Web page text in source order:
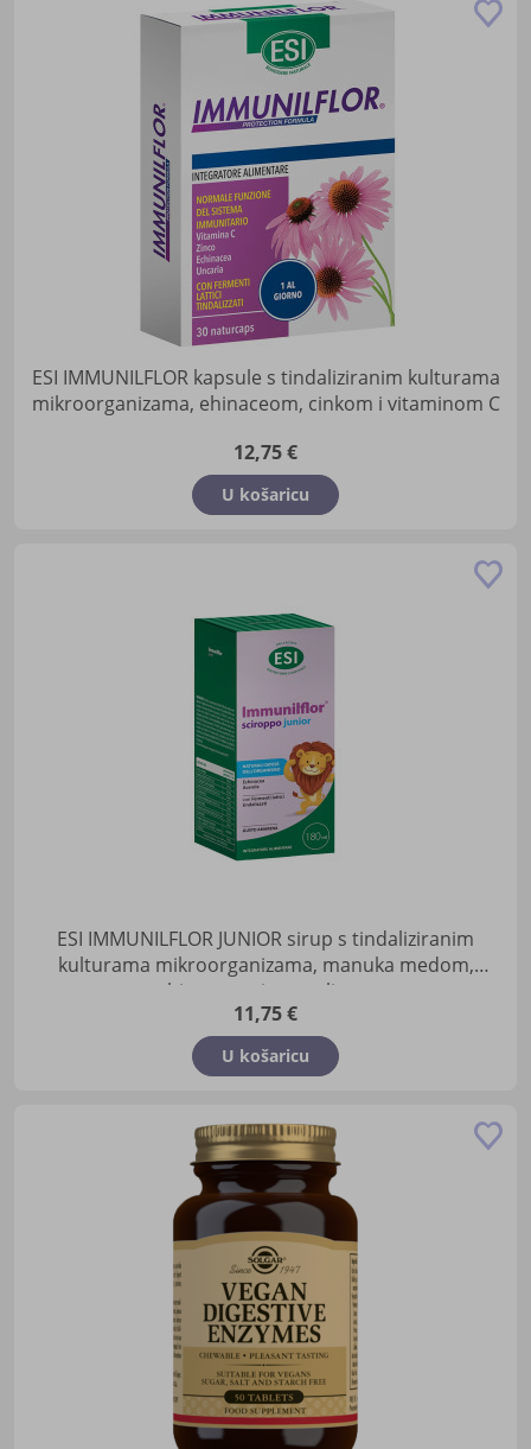
ESI IMMUNILFLOR kapsule s tindaliziranim kulturama
mikroorganizama, ehinaceom, cinkom i vitaminom C
12,75 €
U košaricu
ESI IMMUNILFLOR JUNIOR sirup s tindaliziranim
kulturama mikroorganizama, manuka medom,
ehinaceom i propolisom
11,75 €
U košaricu